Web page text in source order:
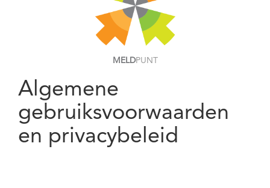
MELDPUNT
Algemene
gebruiksvoorwaarden
en privacybeleid